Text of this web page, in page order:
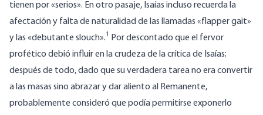
tienen por «serios». En otro pasaje, Isaías incluso recuerda la
afectación y falta de naturalidad de las llamadas «flapper gait»
y las «debutante slouch».1
Por descontado que el fervor
profético debió influir en la crudeza de la crítica de Isaías;
después de todo, dado que su verdadera tarea no era convertir
a las masas sino abrazar y dar aliento al Remanente,
probablemente consideró que podía permitirse exponerlo